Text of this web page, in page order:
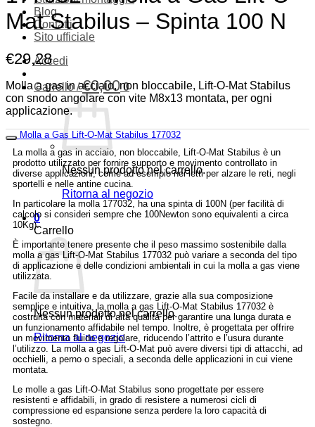
Blog
Contatti
Sito ufficiale
Accedi
Carrello /€0,00 0
Nessun prodotto nel carrello.
Ritorna al negozio
0
Carrello
Nessun prodotto nel carrello.
Ritorna al negozio
Mat Stabilus – Spinta 100 N
€29,28
Molla a gas in acciaio, non bloccabile, Lift-O-Mat Stabilus
con snodo angolare con vite M8x13 montata, per ogni
applicazione.
Molla a Gas Lift-O-Mat Stabilus 177032
La molla a gas in acciaio, non bloccabile, Lift-O-Mat Stabilus è un
prodotto utilizzato per fornire supporto e movimento controllato in
diverse applicazioni, come ad esempio nei letti per alzare le reti, negli
sportelli e nelle antine cucina.
In particolare la molla 177032, ha una spinta di 100N (per facilità di
calcolo si consideri sempre che 100Newton sono equivalenti a circa
10Kg).
È importante tenere presente che il peso massimo sostenibile dalla
molla a gas Lift-O-Mat Stabilus 177032 può variare a seconda del tipo
di applicazione e delle condizioni ambientali in cui la molla a gas viene
utilizzata.
Facile da installare e da utilizzare, grazie alla sua composizione
semplice e intuitiva, la molla a gas Lift-O-Mat Stabilus 177032 è
costruita con materiali di alta qualità per garantire una lunga durata e
un funzionamento affidabile nel tempo. Inoltre, è progettata per offrire
un movimento fluido e regolare, riducendo l’attrito e l’usura durante
l’utilizzo. La molla a gas Lift-O-Mat può avere diversi tipi di attacchi, ad
occhielli, a perno o speciali, a seconda delle applicazioni in cui viene
montata.
Le molle a gas Lift-O-Mat Stabilus sono progettate per essere
resistenti e affidabili, in grado di resistere a numerosi cicli di
compressione ed espansione senza perdere la loro capacità di
sostegno.